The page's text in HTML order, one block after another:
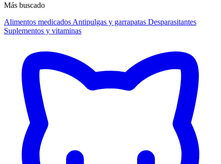
Más buscado
Alimentos medicados Antipulgas y garrapatas Desparasitantes
Suplementos y vitaminas